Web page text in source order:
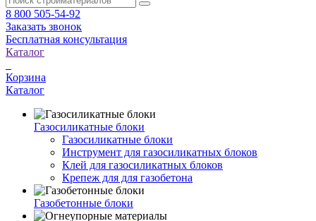
8 800 505-54-92
Заказать звонок
Бесплатная консультация
Каталог
Корзина
Каталог
Газосиликатные блоки
Газосиликатные блоки
Инструмент для газосиликатных блоков
Клей для газосиликатных блоков
Крепеж для для газобетона
Газобетонные блоки